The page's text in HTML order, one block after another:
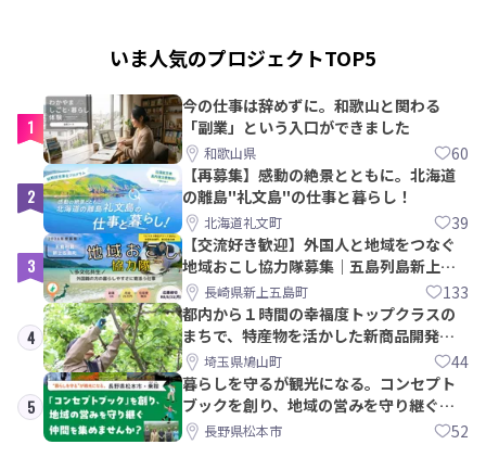
いま人気のプロジェクトTOP5
1
今の仕事は辞めずに。和歌山と関わる
「副業」という入口ができました
和歌山県 60
2
【再募集】感動の絶景とともに。北海道
の離島"礼文島"の仕事と暮らし！
北海道礼文町 39
3
【交流好き歓迎】外国人と地域をつなぐ
地域おこし協力隊募集｜五島列島新上五
島町長崎県新上五島町 133
4
都内から１時間の幸福度トップクラスの
まちで、特産物を活かした新商品開発＆
PRメンバー募集！
埼玉県鳩山町 44
5
暮らしを守るが観光になる。コンセプト
ブックを創り、地域の営みを守り継ぐ仲
間を集めませんか？
長野県松本市 52